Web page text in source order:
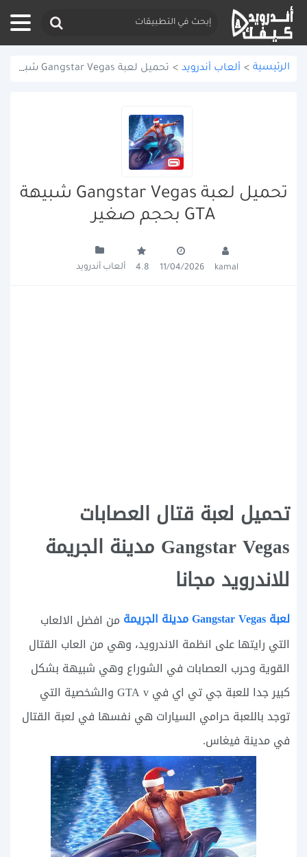
الرئيسية > ألعاب أندرويد > تحميل لعبة Gangstar Vegas شبيهة GTA بحجم صغير
تحميل لعبة Gangstar Vegas شبيهة
GTA بحجم صغير
kamal
11/04/2026
4.8 ألعاب أندرويد
تحميل لعبة قتال العصابات
Gangstar Vegas مدينة الجريمة
للاندرويد مجانا
لعبة Gangstar Vegas مدينة الجريمة
من افضل الالعاب
التي رايتها على انظمة الاندرويد، وهي من العاب القتال
القوية وحرب العصابات في الشوراع وهي شبيهة بشكل
كبير جدا للعبة جي تي اي في GTA v والشخصية التي
توجد باللعبة حرامي السيارات هي نفسها في لعبة القتال
في مدينة فيغاس.